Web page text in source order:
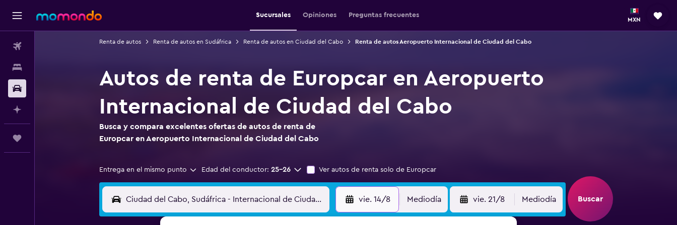
Sucursales Opiniones Preguntas frecuentes
MXN
Renta de autos Renta de autos en Sudáfrica Renta de autos en Ciudad del Cabo Renta de autos Aeropuerto Internacional de Ciudad del Cabo
Autos de renta de Europcar en Aeropuerto
Internacional de Ciudad del Cabo
Busca y compara excelentes ofertas de autos de renta de
Europcar en Aeropuerto Internacional de Ciudad del Cabo
Entrega en el mismo punto Edad del conductor: 25-26 Ver autos de renta solo de Europcar
vie. 14/8 Mediodía vie. 21/8 Mediodía Buscar